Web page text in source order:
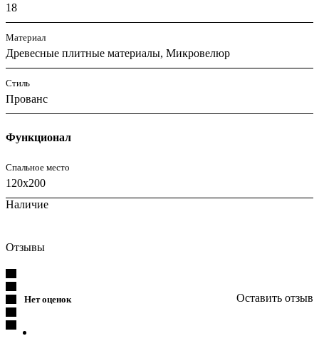
18
Материал
Древесные плитные материалы, Микровелюр
Стиль
Прованс
Функционал
Спальное место
120x200
Наличие
Отзывы
Нет оценок Оставить отзыв